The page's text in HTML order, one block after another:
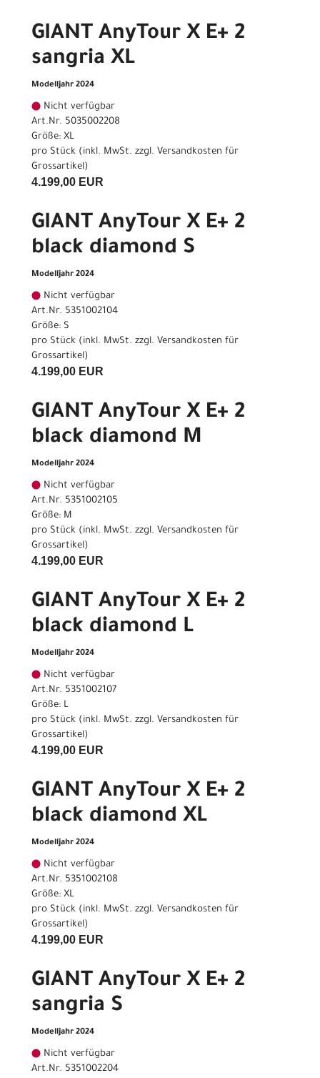
GIANT AnyTour X E+ 2
sangria XL
Modelljahr 2024
Nicht verfügbar
Art.Nr. 5035002208
Größe: XL
pro Stück (inkl. MwSt. zzgl. Versandkosten für
Grossartikel)
4.199,00 EUR
GIANT AnyTour X E+ 2
black diamond S
Modelljahr 2024
Nicht verfügbar
Art.Nr. 5351002104
Größe: S
pro Stück (inkl. MwSt. zzgl. Versandkosten für
Grossartikel)
4.199,00 EUR
GIANT AnyTour X E+ 2
black diamond M
Modelljahr 2024
Nicht verfügbar
Art.Nr. 5351002105
Größe: M
pro Stück (inkl. MwSt. zzgl. Versandkosten für
Grossartikel)
4.199,00 EUR
GIANT AnyTour X E+ 2
black diamond L
Modelljahr 2024
Nicht verfügbar
Art.Nr. 5351002107
Größe: L
pro Stück (inkl. MwSt. zzgl. Versandkosten für
Grossartikel)
4.199,00 EUR
GIANT AnyTour X E+ 2
black diamond XL
Modelljahr 2024
Nicht verfügbar
Art.Nr. 5351002108
Größe: XL
pro Stück (inkl. MwSt. zzgl. Versandkosten für
Grossartikel)
4.199,00 EUR
GIANT AnyTour X E+ 2
sangria S
Modelljahr 2024
Nicht verfügbar
Art.Nr. 5351002204